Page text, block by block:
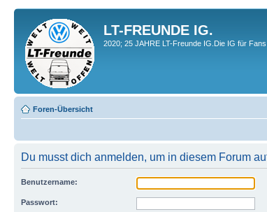
LT-FREUNDE IG.
2020; 25 JAHRE LT-Freunde IG.Die IG für
Foren-Übersicht
Du musst dich anmelden, um in diesem Forum
Benutzername:
Passwort: